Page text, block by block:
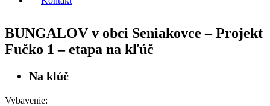
BUNGALOV v obci Seniakovce – Projekt
Fučko 1 – etapa na kľúč
Na klúč
Vybavenie: